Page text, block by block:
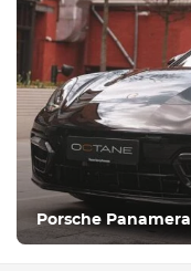
Porsche Panamera